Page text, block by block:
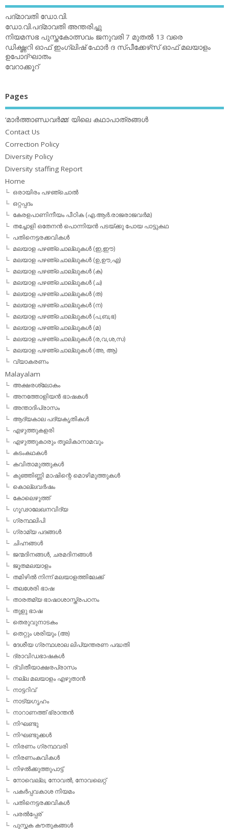
പദ്മാവതി ഡോ.വി.
ഡോ.വി.പദ്മാവതി അന്തരിച്ചു
നിയമസഭ പുസ്തകോത്സവം ജനുവരി 7 മുതല്‍ 13 വരെ
ഡിക്ഷ്ണറി ഓഫ് ഇംഗ്ലിഷ് ഫോര്‍ ദ സ്പീക്കേഴ്‌സ് ഓഫ് മലയാളം
ഉപോദ്ഘാതം
വേറാക്കൂറ്
Pages
‘മാര്‍ത്താണ്ഡവര്‍മ്മ’ യിലെ കഥാപാത്രങ്ങള്‍
Contact Us
Correction Policy
Diversity Policy
Diversity staffing Report
Home
ഒരായിരം പഴഞ്ചൊല്‍
ഒറ്റപ്പദം
കേരളപാണിനീയം പീഠിക (എ.ആര്‍.രാജരാജവര്‍മ)
തച്ചോളി ഒതേനൻ പൊന്നിയൻ പടയ്‌ക്കു പോയ പാട്ടുകഥ
പതിനെട്ടരക്കവികള്‍
മലയാള പഴഞ്ചൊല്ലുകള്‍ (ഇ,ഈ)
മലയാള പഴഞ്ചൊല്ലുകള്‍ (ഉ,ഊ,എ)
മലയാള പഴഞ്ചൊല്ലുകള്‍ (ക)
മലയാള പഴഞ്ചൊല്ലുകള്‍ (ച)
മലയാള പഴഞ്ചൊല്ലുകള്‍ (ത)
മലയാള പഴഞ്ചൊല്ലുകള്‍ (ന)
മലയാള പഴഞ്ചൊല്ലുകള്‍ (പ,ബ,ഭ)
മലയാള പഴഞ്ചൊല്ലുകള്‍ (മ)
മലയാള പഴഞ്ചൊല്ലുകള്‍ (ര,വ,ശ,സ)
മലയാള പഴഞ്ചൊല്ലുകൾ (അ, ആ)
വ്യാകരണം
Malayalam
അക്ഷരശ്ലോകം
അനത്തോളിയന്‍ ഭാഷകള്‍
അന്താദിപ്രാസം
ആദ്യകാല പദ്യകൃതികള്‍
എഴുത്തുകളരി
എഴുത്തുകാരും തൂലികാനാമവും
കടംകഥകള്‍
കവിതാമുത്തുകള്‍
കുഞ്ഞിണ്ണി മാഷിന്റെ മൊഴിമുത്തുകള്‍
കൊല്ലവര്‍ഷം
കോലെഴുത്ത്
ഗൂഢാലേഖനവിദ്യ
ഗ്രന്ഥലിപി
ഗ്രാമ്യ പദങ്ങള്‍
ചിഹ്നങ്ങള്‍
ജന്മദിനങ്ങള്‍, ചരമദിനങ്ങള്‍
ജൂതമലയാളം
തമിഴില്‍ നിന്ന് മലയാളത്തിലേക്ക്
തലശേരി ഭാഷ
താരതമ്യ ഭാഷാശാസ്ത്രപഠനം
തുളു ഭാഷ
തെരുവുനാടകം
തെറ്റും ശരിയും (അ)
ദേശീയ ഗ്രന്ഥശാല ലിപ്യന്തരണ പദ്ധതി
ദ്രാവിഡഭാഷകള്‍
ദ്വിതീയാക്ഷരപ്രാസം
നല്ല മലയാളം എഴുതാന്‍
നാട്ടറിവ്
നാട്യഗൃഹം
നാറാണത്ത് ഭ്രാന്തന്‍
നിഘണ്ടു
നിഘണ്ടുക്കള്‍
നിരണം ഗ്രന്ഥവരി
നിരണംകവികള്‍
നിഴല്‍ക്കുത്തുപാട്ട്
നോവെല്ല, നോവല്‍, നോവലെറ്റ്
പകര്‍പ്പവകാശ നിയമം
പതിനെട്ടരക്കവികള്‍
പരല്‍പ്പേര്
പുസ്തക കൗതുകങ്ങള്‍